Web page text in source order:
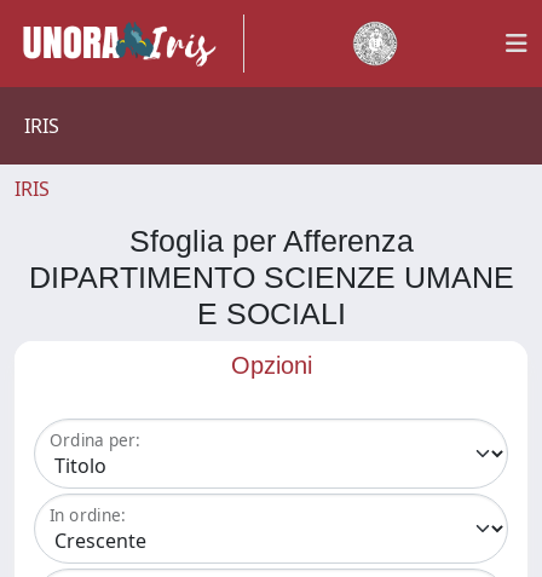
IRIS
IRIS
Sfoglia per Afferenza
DIPARTIMENTO SCIENZE UMANE
E SOCIALI
Opzioni
Ordina per:
In ordine: